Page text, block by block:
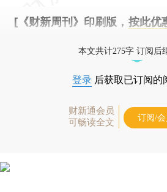
[《财新周刊》印刷版， 按此优
本文共计275字 订阅后
登录 后获取已订阅的
财新通会员
可畅读全文
订阅/